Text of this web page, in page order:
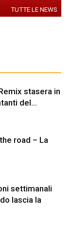
TUTTE LE NEWS
stasera in
del...
road – La
settimanali
lascia la